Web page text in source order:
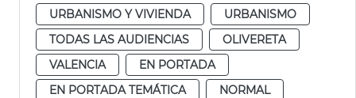
URBANISMO Y VIVIENDA
URBANISMO
TODAS LAS AUDIENCIAS
OLIVERETA
VALENCIA
EN PORTADA
EN PORTADA TEMÁTICA
NORMAL